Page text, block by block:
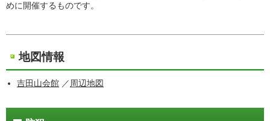
めに開催するものです。
地図情報
吉田山会館 ／ 周辺地図